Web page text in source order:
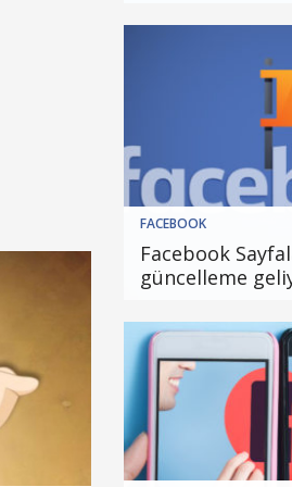
FACEBOOK
Facebook
güncelleme